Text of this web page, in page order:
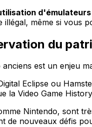
même si vous
du
anciens est un enjeu
Eclipse ou
la Video Game
Nintendo, sont
de nouveaux défis